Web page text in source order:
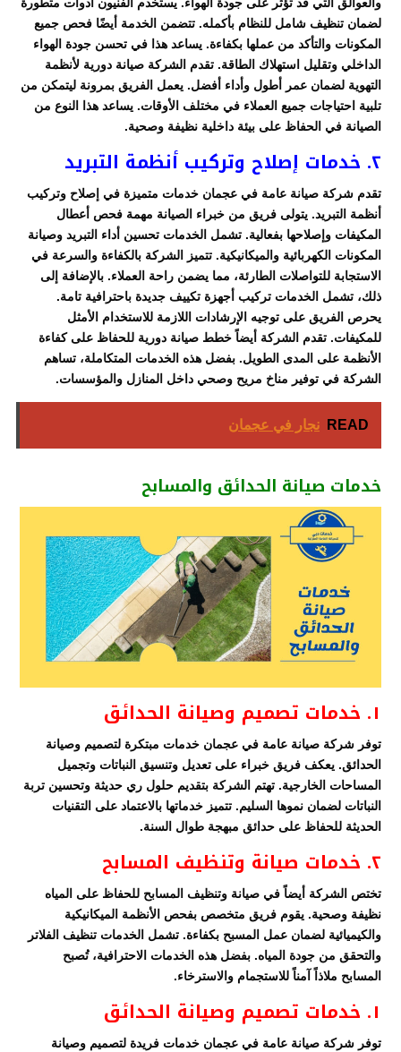
لضمان تنظيف شامل للنظام بأكمله. تتضمن الخدمة أيضًا فحص جميع
المكونات والتأكد من عملها بكفاءة. يساعد هذا في تحسن جودة الهواء
الداخلي وتقليل استهلاك الطاقة. تقدم الشركة صيانة دورية لأنظمة
التهوية لضمان عمر أطول وأداء أفضل. يعمل الفريق بمرونة ليتمكن من
تلبية احتياجات جميع العملاء في مختلف الأوقات. يساعد هذا النوع من
الصيانة في الحفاظ على بيئة داخلية نظيفة وصحية.
٢. خدمات إصلاح وتركيب أنظمة التبريد
تقدم شركة صيانة عامة في عجمان خدمات متميزة في إصلاح وتركيب
أنظمة التبريد. يتولى فريق من خبراء الصيانة مهمة فحص أعطال
المكيفات وإصلاحها بفعالية. تشمل الخدمات تحسين أداء التبريد وصيانة
المكونات الكهربائية والميكانيكية. تتميز الشركة بالكفاءة والسرعة في
الاستجابة للتواصلات الطارئة، مما يضمن راحة العملاء. بالإضافة إلى
ذلك، تشمل الخدمات تركيب أجهزة تكييف جديدة باحترافية تامة.
يحرص الفريق على توجيه الإرشادات اللازمة للاستخدام الأمثل
للمكيفات. تقدم الشركة أيضاً خطط صيانة دورية للحفاظ على كفاءة
الأنظمة على المدى الطويل. بفضل هذه الخدمات المتكاملة، تساهم
الشركة في توفير مناخ مريح وصحي داخل المنازل والمؤسسات.
READ نجار في عجمان
خدمات صيانة الحدائق والمسابح
١. خدمات تصميم وصيانة الحدائق
توفر شركة صيانة عامة في عجمان خدمات مبتكرة لتصميم وصيانة
الحدائق. يعكف فريق خبراء على تعديل وتنسيق النباتات وتجميل
المساحات الخارجية. تهتم الشركة بتقديم حلول ري حديثة وتحسين تربة
النباتات لضمان نموها السليم. تتميز خدماتها بالاعتماد على التقنيات
الحديثة للحفاظ على حدائق مبهجة طوال السنة.
٢. خدمات صيانة وتنظيف المسابح
تختص الشركة أيضاً في صيانة وتنظيف المسابح للحفاظ على المياه
نظيفة وصحية. يقوم فريق متخصص بفحص الأنظمة الميكانيكية
والكيميائية لضمان عمل المسبح بكفاءة. تشمل الخدمات تنظيف الفلاتر
والتحقق من جودة المياه. بفضل هذه الخدمات الاحترافية، تُصبح
المسابح ملاذاً آمناً للاستجمام والاسترخاء.
١. خدمات تصميم وصيانة الحدائق
توفر شركة صيانة عامة في عجمان خدمات فريدة لتصميم وصيانة